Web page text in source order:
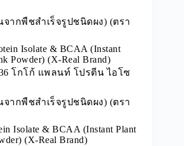
ากพืชสำเร็จรูปชนิดผง) (ตรา
Isolate & BCAA (Instant
Powder) (X-Real Brand)
โกโก้ แพลนท์ โปรตีน ไอโซ
ากพืชสำเร็จรูปชนิดผง) (ตรา
Isolate & BCAA (Instant Plant
(X-Real Brand)